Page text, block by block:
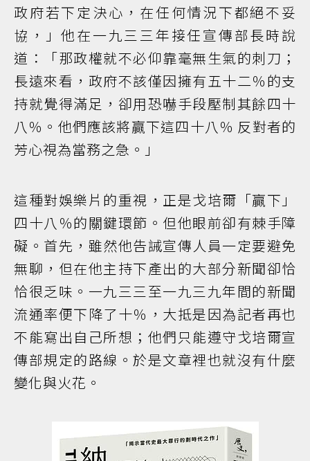
政府若下定決心，在任何情況下都絕不妥
協，」他在一九三三年接任宣傳部長時說
道：「那政權就不必仰靠毫無生氣的刺刀；
長遠來看，政府不該僅因擁有五十二％的支
持就覺得滿足，卻用恐嚇手段壓制其餘四十
八％。他們應該將贏下這四十八％ 反對者的
芳心視為當務之急。」
這種對娛樂片的重視，正是戈培爾「贏下」
四十八％的關鍵環節。但他眼前卻有棘手障
礙。首先，雖然他告誡宣傳人員一定要避免
無聊，但在他主持下產出的大部分新聞卻恰
恰很乏味。一九三三至一九三九年間的新聞
流通率便下降了十％，大抵是因為記者再也
不能寫出自己所想；他們只能遵守戈培爾宣
傳部規定的路線。於是文章裡也就沒有什麼
變化與火花。